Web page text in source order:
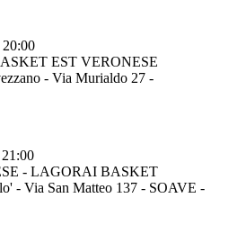
EST VERONESE
- Via Murialdo 27 -
- LAGORAI BASKET
- Via San Matteo 137 - SOAVE -